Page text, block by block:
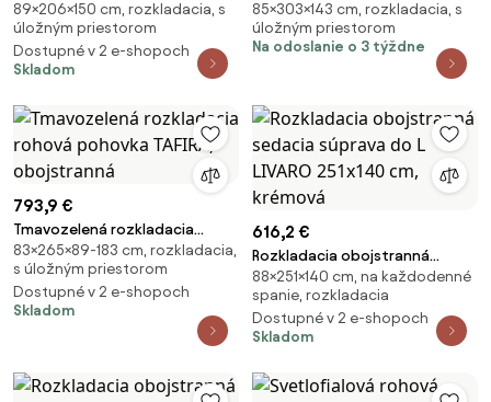
sedacia súprava HADSON pravý
roh II. akosť Varianta: Pravý roh
89×206×150 cm, rozkladacia, s
úložným priestorom
Dostupné v 2 e-shopoch
Skladom
do U SMART BOUCLE 303x143
cm, tmavobéžová
85×303×143 cm, rozkladacia, s
úložným priestorom
Na odoslanie o 3 týždne
793,9 €
Tmavozelená rozkladacia
rohová pohovka TAFIRA,
obojstranná
83×265×89-183 cm, rozkladacia,
s úložným priestorom
Dostupné v 2 e-shopoch
Skladom
616,2 €
Rozkladacia obojstranná
sedacia súprava do L LIVARO
251x140 cm, krémová
88×251×140 cm, na každodenné
spanie, rozkladacia
Dostupné v 2 e-shopoch
Skladom